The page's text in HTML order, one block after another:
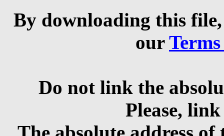
By downloading this
our
Do not link the
Please,